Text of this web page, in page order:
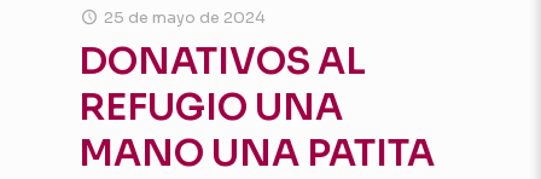
25 de mayo de 2024
DONATIVOS AL
REFUGIO UNA
MANO UNA PATITA